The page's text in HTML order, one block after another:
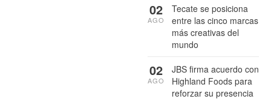
Tecate se posiciona
entre las cinco marcas
más creativas del
mundo
02
AGO
JBS firma acuerdo con
Highland Foods para
reforzar su presencia
02
AGO